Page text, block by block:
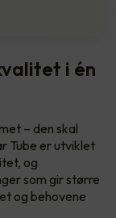
i én
– den skal
Tube er utviklet
og
som gir større
og behovene